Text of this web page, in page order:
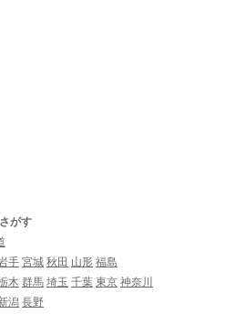
がす
手 宮城 秋田 山形 福島
木 群馬 埼玉 千葉 東京 神奈川
潟 長野